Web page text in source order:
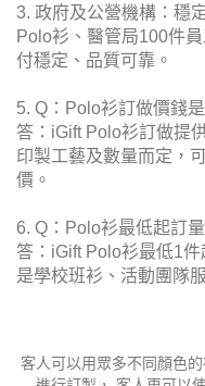
3. 政府及公營機構：穩
Polo衫、醫管局100件
付穩定、品質可靠。
5. Q：Polo衫訂做價錢
答：iGift Polo衫訂做提
印製工藝及數量而定，
價。
6. Q：Polo衫最低起訂
答：iGift Polo衫最低1
是學校班衫、活動團隊
客人可以用眾多不同顏色